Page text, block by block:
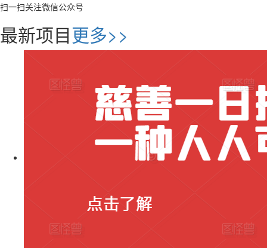
扫一扫关注微信公众号
最新项目更多>>